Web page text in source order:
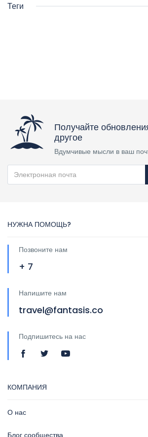
Теги
Получайте
другое
Вдумчивые мысли в ваш
НУЖНА ПОМОЩЬ?
Позвоните нам
+ 7
Напишите нам
travel@fantasis.co
Подпишитесь на нас
КОМПАНИЯ
О нас
Блог сообщества